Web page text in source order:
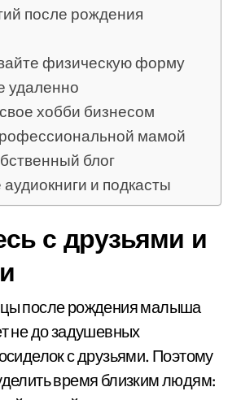
после рождения
физическую форму
удаленно
хобби бизнесом
мамой
блог
и подкасты
с друзьями и
после рождения малыша
не до задушевных
с друзьями. Поэтому
время близким людям: